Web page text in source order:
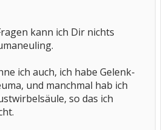
kann ich Dir nichts
ich auch, ich habe Gelenk-
und manchmal hab ich
so das ich